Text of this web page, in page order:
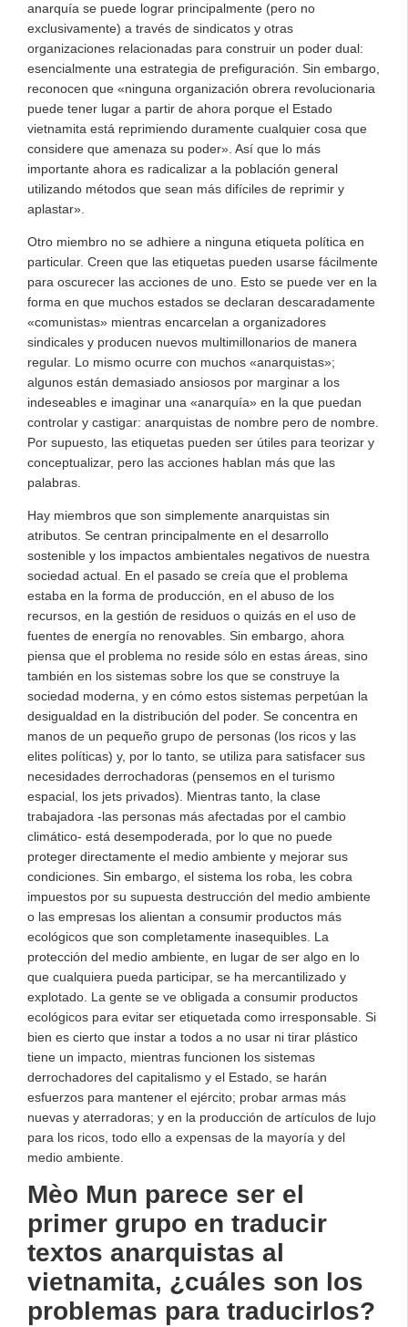
anarquía se puede lograr principalmente (pero no
exclusivamente) a través de sindicatos y otras
organizaciones relacionadas para construir un poder dual:
esencialmente una estrategia de prefiguración. Sin embargo,
reconocen que «ninguna organización obrera revolucionaria
puede tener lugar a partir de ahora porque el Estado
vietnamita está reprimiendo duramente cualquier cosa que
considere que amenaza su poder». Así que lo más
importante ahora es radicalizar a la población general
utilizando métodos que sean más difíciles de reprimir y
aplastar».
Otro miembro no se adhiere a ninguna etiqueta política en
particular. Creen que las etiquetas pueden usarse fácilmente
para oscurecer las acciones de uno. Esto se puede ver en la
forma en que muchos estados se declaran descaradamente
«comunistas» mientras encarcelan a organizadores
sindicales y producen nuevos multimillonarios de manera
regular. Lo mismo ocurre con muchos «anarquistas»;
algunos están demasiado ansiosos por marginar a los
indeseables e imaginar una «anarquía» en la que puedan
controlar y castigar: anarquistas de nombre pero de nombre.
Por supuesto, las etiquetas pueden ser útiles para teorizar y
conceptualizar, pero las acciones hablan más que las
palabras.
Hay miembros que son simplemente anarquistas sin
atributos. Se centran principalmente en el desarrollo
sostenible y los impactos ambientales negativos de nuestra
sociedad actual. En el pasado se creía que el problema
estaba en la forma de producción, en el abuso de los
recursos, en la gestión de residuos o quizás en el uso de
fuentes de energía no renovables. Sin embargo, ahora
piensa que el problema no reside sólo en estas áreas, sino
también en los sistemas sobre los que se construye la
sociedad moderna, y en cómo estos sistemas perpetúan la
desigualdad en la distribución del poder. Se concentra en
manos de un pequeño grupo de personas (los ricos y las
elites políticas) y, por lo tanto, se utiliza para satisfacer sus
necesidades derrochadoras (pensemos en el turismo
espacial, los jets privados). Mientras tanto, la clase
trabajadora -las personas más afectadas por el cambio
climático- está desempoderada, por lo que no puede
proteger directamente el medio ambiente y mejorar sus
condiciones. Sin embargo, el sistema los roba, les cobra
impuestos por su supuesta destrucción del medio ambiente
o las empresas los alientan a consumir productos más
ecológicos que son completamente inasequibles. La
protección del medio ambiente, en lugar de ser algo en lo
que cualquiera pueda participar, se ha mercantilizado y
explotado. La gente se ve obligada a consumir productos
ecológicos para evitar ser etiquetada como irresponsable. Si
bien es cierto que instar a todos a no usar ni tirar plástico
tiene un impacto, mientras funcionen los sistemas
derrochadores del capitalismo y el Estado, se harán
esfuerzos para mantener el ejército; probar armas más
nuevas y aterradoras; y en la producción de artículos de lujo
para los ricos, todo ello a expensas de la mayoría y del
medio ambiente.
Mèo Mun parece ser el
primer grupo en traducir
textos anarquistas al
vietnamita, ¿cuáles son los
problemas para traducirlos?